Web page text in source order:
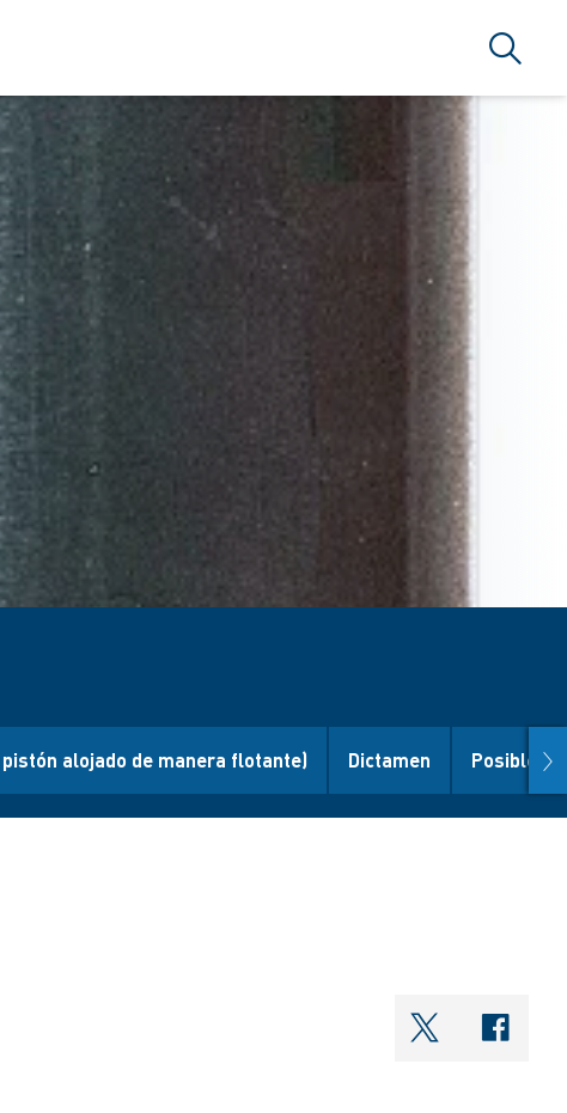
alojado de manera flotante) Dictamen Posibles